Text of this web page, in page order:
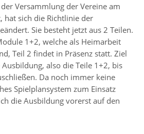
Versammlung der Vereine am
sich die Richtlinie der
Sie besteht jetzt aus 2 Teilen.
1+2, welche als Heimarbeit
Teil 2 findet in Präsenz statt. Ziel
also die Teile 1+2, bis
Da noch immer keine
Spielplansystem zum Einsatz
die Ausbildung vorerst auf den